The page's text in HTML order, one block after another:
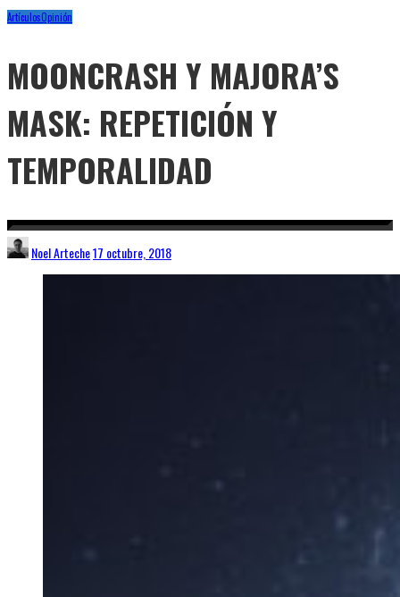
ArtículosOpinión
MOONCRASH Y MAJORA’S
MASK: REPETICIÓN Y
TEMPORALIDAD
Noel Arteche17 octubre, 2018